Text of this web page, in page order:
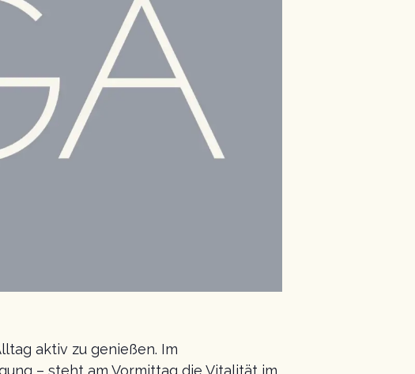
aktiv zu genießen. Im
– steht am Vormittag die Vitalität im